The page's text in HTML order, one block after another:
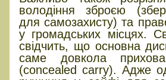
володіння зброєю
для самозахисту) та
у громадських місцях.
свідчить, що основна
саме довкола
(concealed carry). Адже